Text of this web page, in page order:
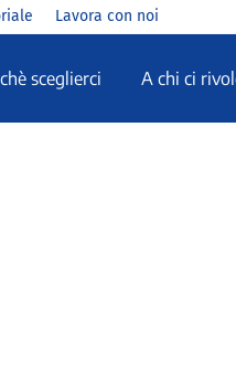
Lavora con noi
sceglierci A chi ci